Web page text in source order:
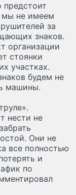
предстоит
мы не имеем
за
знаков.
организации
стоянки
участках.
будем не
машины.
нести не
Они не
все полностью
и
по